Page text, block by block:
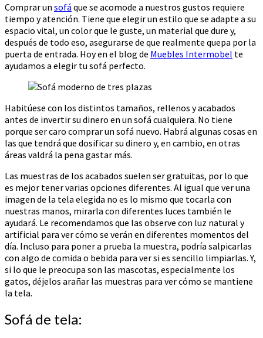
Comprar un sofá que se acomode a nuestros gustos requiere
tiempo y atención. Tiene que elegir un estilo que se adapte a su
espacio vital, un color que le guste, un material que dure y,
después de todo eso, asegurarse de que realmente quepa por la
puerta de entrada. Hoy en el blog de Muebles Intermobel te
ayudamos a elegir tu sofá perfecto.
Habitúese con los distintos tamaños, rellenos y acabados
antes de invertir su dinero en un sofá cualquiera. No tiene
porque ser caro comprar un sofá nuevo. Habrá algunas cosas en
las que tendrá que dosificar su dinero y, en cambio, en otras
áreas valdrá la pena gastar más.
Las muestras de los acabados suelen ser gratuitas, por lo que
es mejor tener varias opciones diferentes. Al igual que ver una
imagen de la tela elegida no es lo mismo que tocarla con
nuestras manos, mirarla con diferentes luces también le
ayudará. Le recomendamos que las observe con luz natural y
artificial para ver cómo se verán en diferentes momentos del
día. Incluso para poner a prueba la muestra, podría salpicarlas
con algo de comida o bebida para ver si es sencillo limpiarlas. Y,
si lo que le preocupa son las mascotas, especialmente los
gatos, déjelos arañar las muestras para ver cómo se mantiene
la tela.
Sofá de tela: